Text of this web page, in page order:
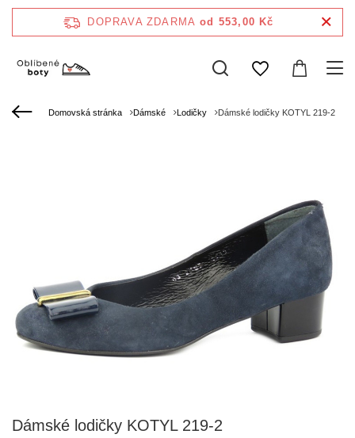
DOPRAVA ZDARMA od 553,00 Kč
Domovská stránka Dámské Lodičky Dámské lodičky KOTYL 219-2
Dámské lodičky KOTYL 219-2